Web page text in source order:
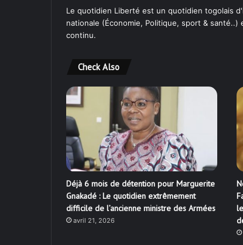
Le quotidien Liberté est un quotidien togolais
nationale (Économie, Politique, sport &
continu.
Check Also
Déjà 6 mois de détention pour Marguerite
Gnakadé : Le quotidien extrêmement
difficile de l’ancienne ministre des Armées
avril 21, 2026